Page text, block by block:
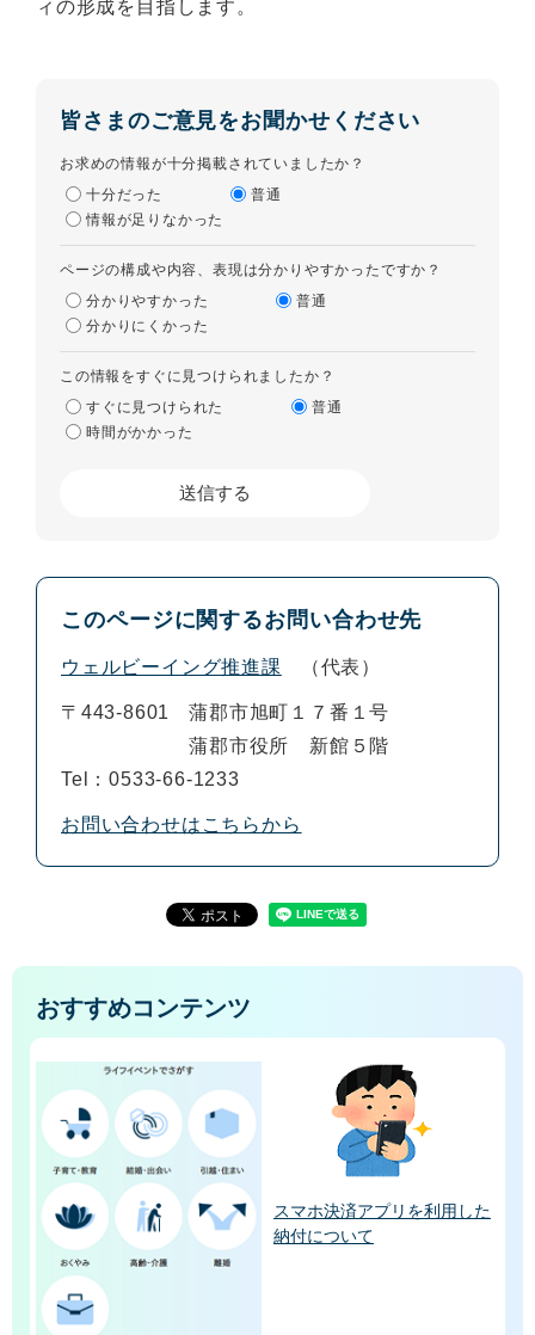
ィの形成を目指します。
皆さまのご意見をお聞かせください
お求めの情報が十分掲載されていましたか？
十分だった
普通
情報が足りなかった
ページの構成や内容、表現は分かりやすかったですか？
分かりやすかった
普通
分かりにくかった
この情報をすぐに見つけられましたか？
すぐに見つけられた
普通
時間がかかった
このページに関するお問い合わせ先
ウェルビーイング推進課 代表
〒443-8601
蒲郡市旭町１７番１号
蒲郡市役所 新館５階
Tel：0533-66-1233
お問い合わせはこちらから
おすすめコンテンツ
スマホ決済アプリを利用した
納付について